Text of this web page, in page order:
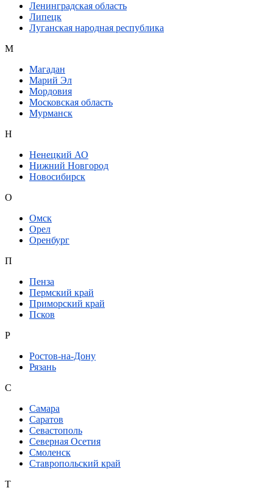
Ленинградская область
Липецк
Луганская народная республика
М
Магадан
Марий Эл
Мордовия
Московская область
Мурманск
Н
Ненецкий АО
Нижний Новгород
Новосибирск
О
Омск
Орел
Оренбург
П
Пенза
Пермский край
Приморский край
Псков
Р
Ростов-на-Дону
Рязань
С
Самара
Саратов
Севастополь
Северная Осетия
Смоленск
Ставропольский край
Т